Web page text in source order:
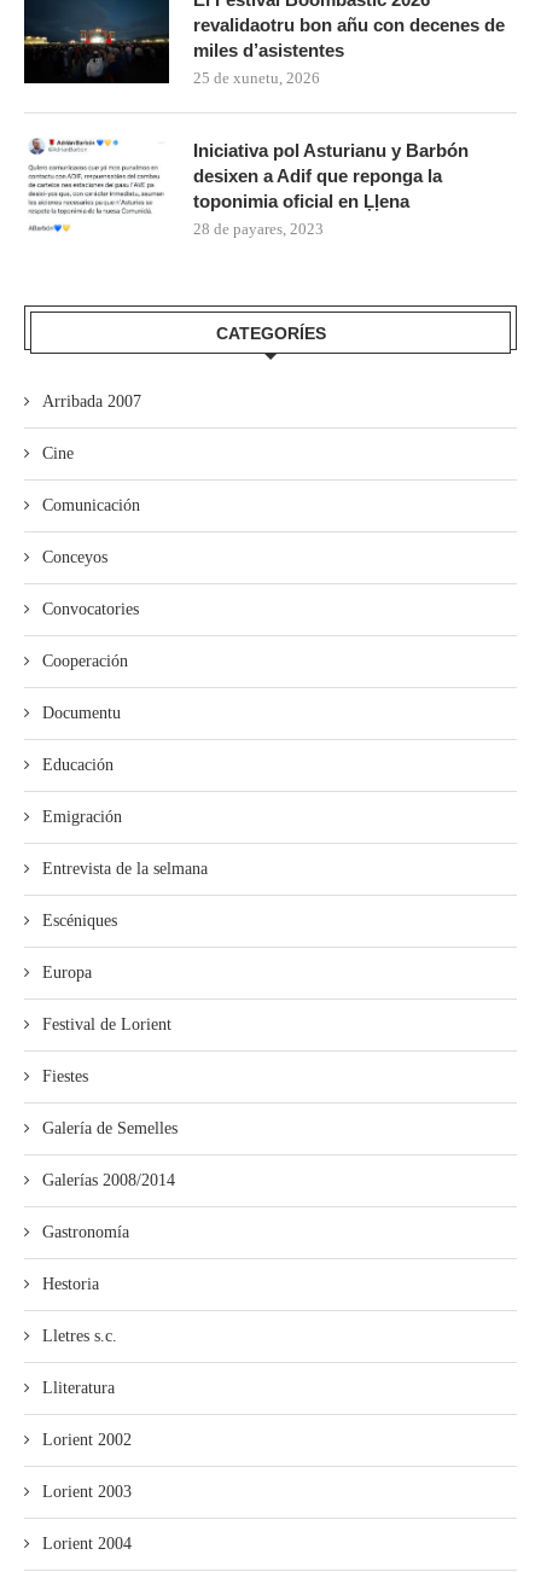
revalidaotru bon añu con decenes de
miles d’asistentes
25 de xunetu, 2026
Iniciativa pol Asturianu y Barbón
desixen a Adif que reponga la
toponimia oficial en Ḷḷena
28 de payares, 2023
CATEGORÍES
Arribada 2007
Cine
Comunicación
Conceyos
Convocatories
Cooperación
Documentu
Educación
Emigración
Entrevista de la selmana
Escéniques
Europa
Festival de Lorient
Fiestes
Galería de Semelles
Galerías 2008/2014
Gastronomía
Hestoria
Lletres s.c.
Lliteratura
Lorient 2002
Lorient 2003
Lorient 2004